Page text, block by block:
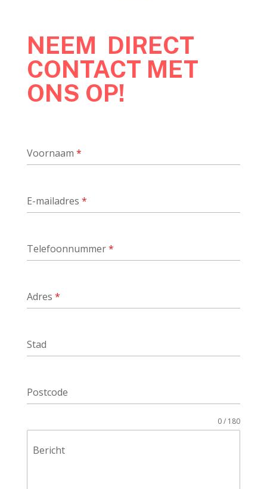
NEEM DIRECT
CONTACT MET
ONS OP!
Voornaam *
E-mailadres *
Telefoonnummer*
Adres *
Stad
Postcode
Bericht
0 / 180